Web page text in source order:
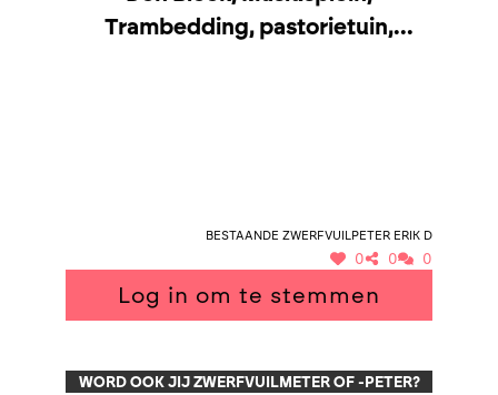
Trambedding, pastorietuin,
Bestaande zwerfvuilpeter Erik D
0 0 0
Log in om te stemmen
WORD OOK JIJ ZWERFVUILMETER OF -PETER?